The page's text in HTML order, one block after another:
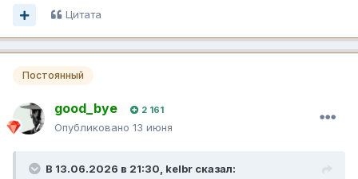
Цитата
Постоянный
good_bye 2 161
Опубликовано 13 июня
В 13.06.2026 в 21:30, kelbr сказал: